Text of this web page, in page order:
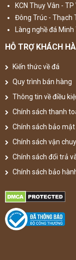
KCN Thụy Vân -
Đông Trúc - Thạch
Làng nghề đá
HỖ TRỢ KHÁCH
Kiến thức về đá
Quy trình bán hàng
Thông tin về điều
Chính sách thanh
Chính sách bảo
Chính sách vận
Chính sách đổi trả
Chính sách bảo